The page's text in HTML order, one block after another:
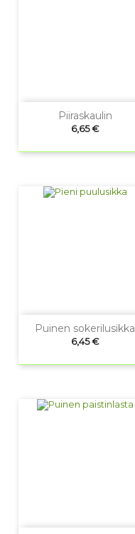
Piiraskaulin
Hinta
6,65 €
Puinen sokerilusikka
Hinta
6,45 €